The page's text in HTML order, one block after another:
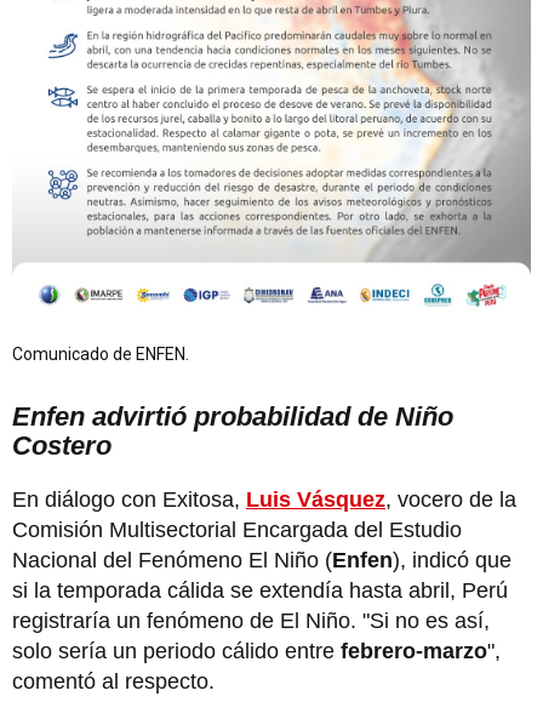
Comunicado de ENFEN.
Enfen advirtió probabilidad de Niño
Costero
En diálogo con Exitosa, Luis Vásquez, vocero de la
Comisión Multisectorial Encargada del Estudio
Nacional del Fenómeno El Niño (Enfen), indicó que
si la temporada cálida se extendía hasta abril, Perú
registraría un fenómeno de El Niño. "Si no es así,
solo sería un periodo cálido entre febrero-marzo",
comentó al respecto.